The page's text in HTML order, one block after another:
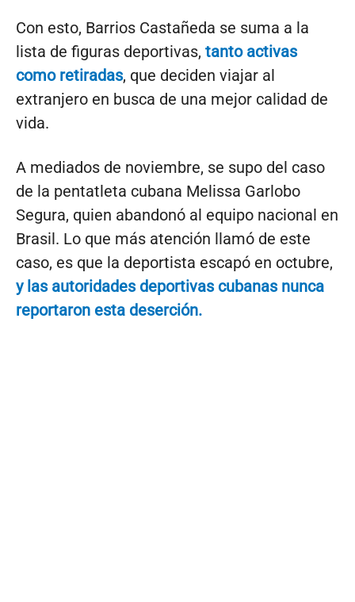
Con esto, Barrios Castañeda se suma a la
lista de figuras deportivas, tanto activas
como retiradas, que deciden viajar al
extranjero en busca de una mejor calidad de
vida.
A mediados de noviembre, se supo del caso
de la pentatleta cubana Melissa Garlobo
Segura, quien abandonó al equipo nacional en
Brasil. Lo que más atención llamó de este
caso, es que la deportista escapó en octubre,
y las autoridades deportivas cubanas nunca
reportaron esta deserción.